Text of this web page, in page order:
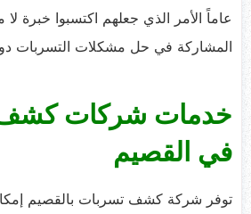
عاماً الأمر الذي جعلهم اكتسبوا خبرة
المشاركة في حل مشكلات التسربات
خدمات شركات كشف
في القصيم
توفر شركة كشف تسربات بالقصيم